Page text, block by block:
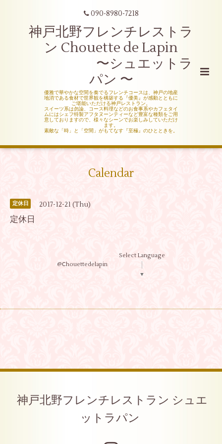
090-8980-7218
神戸北野フレンチレストラ
ン Chouette de Lapin
〜シュエットラ
パン 〜
優雅で華やかな空間を奏でるフレンチコースは、神戸の地産
地消である食材で世界観を構築する『優美』が感動とともに
ご堪能いただける神戸レストラン。
スイーツ系は勿論、コース料理などのお食事系やカフェタイ
ムにはシェフ特製アフタヌーンティーなど豊富な種類をご用
意しておりますので、様々なシーンでお楽しみしていただけ
ます。
素敵な「時」と「空間」がもてなす『至極』のひとときを。
Calendar
定休日 2017-12-21 (Thu)
定休日
@Ⅽhouettedelapin
Select Language
▼
神戸北野フレンチレストラン シュエ
ットラパン